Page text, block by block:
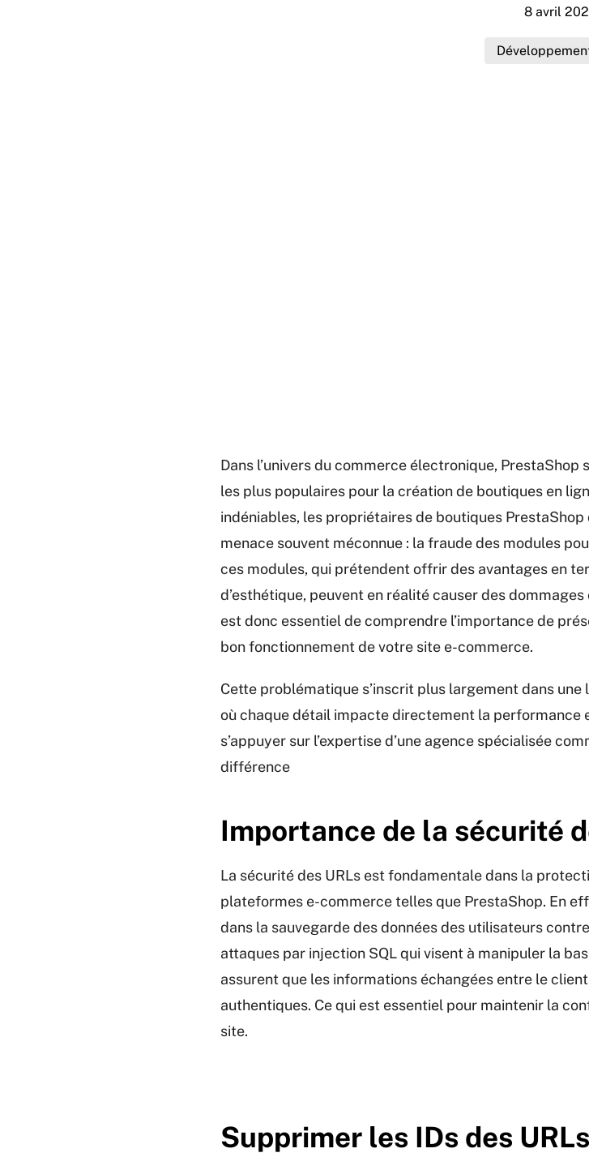
8 avril
Dans l’univers du commerce électronique, PrestaShop
les plus populaires pour la création de boutiques en
indéniables, les propriétaires de boutiques
menace souvent méconnue : la fraude des modules
ces modules, qui prétendent offrir des avantages en
d’esthétique, peuvent en réalité causer des
est donc essentiel de comprendre l’importance de
bon fonctionnement de votre site e-commerce.
Cette problématique s’inscrit plus largement dans
où chaque détail impacte directement la performance
s’appuyer sur l’expertise d’une agence spécialisée
différence
Importance de la sécurité
La sécurité des URLs est fondamentale dans la
plateformes e-commerce telles que PrestaShop. En
dans la sauvegarde des données des utilisateurs
attaques par injection SQL qui visent à manipuler la
assurent que les informations échangées entre le
authentiques. Ce qui est essentiel pour maintenir la
site.
Supprimer les IDs des